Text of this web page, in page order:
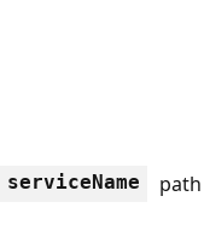
serviceName path